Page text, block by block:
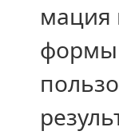
мация
фор­мы